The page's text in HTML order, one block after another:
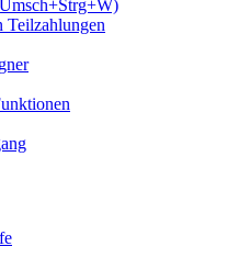
Teilzahlungen